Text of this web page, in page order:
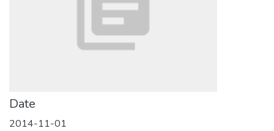
Date
2014-11-01